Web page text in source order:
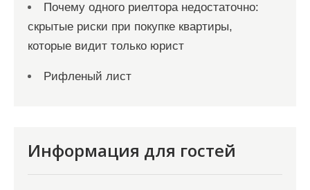
Почему одного риелтора недостаточно:
скрытые риски при покупке квартиры,
которые видит только юрист
Рифленый лист
Информация для гостей